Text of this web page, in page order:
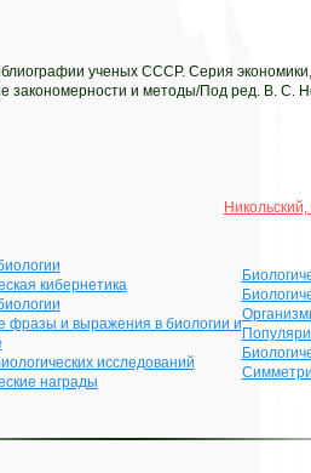
ученых СССР. Серия
закономерности и методы/Под ред. В.
кибернетика
фразы и выражения в биологии и
исследований
награды